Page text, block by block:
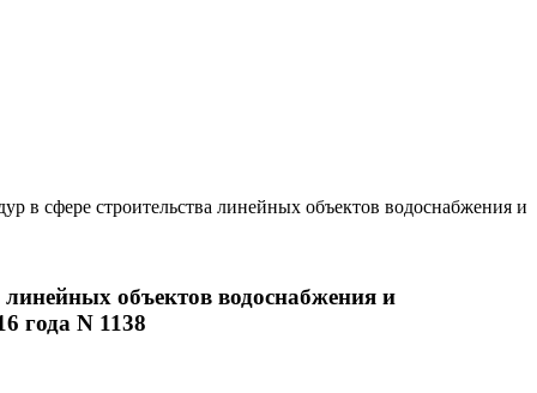
в сфере строительства линейных объектов водоснабжения и
объектов водоснабжения и
года N 1138